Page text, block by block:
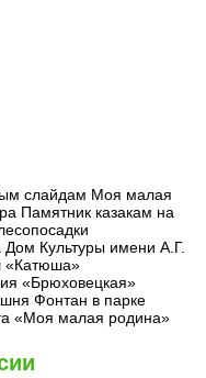
слайдам Моя малая
Памятник казакам на
Культуры имени А.Г.
«Катюша»
«Брюховецкая»
Фонтан в парке
«Моя малая родина»